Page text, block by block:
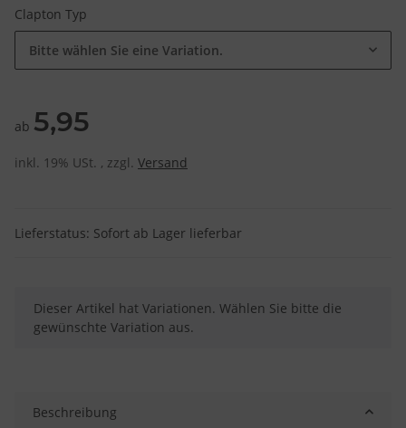
Clapton Typ
Bitte wählen Sie eine Variation.
ab 5,95
inkl. 19% USt. , zzgl. Versand
Lieferstatus: Sofort ab Lager lieferbar
x
Dieser Artikel hat Variationen. Wählen Sie bitte die
gewünschte Variation aus.
Beschreibung